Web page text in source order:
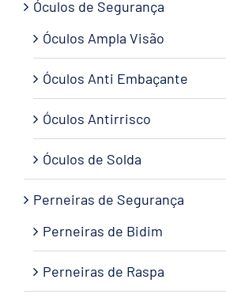
Óculos de Segurança
Óculos Ampla Visão
Óculos Anti Embaçante
Óculos Antirrisco
Óculos de Solda
Perneiras de Segurança
Perneiras de Bidim
Perneiras de Raspa